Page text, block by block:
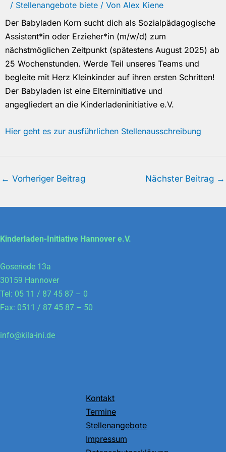
/ Stellenangebote biete / Von Alex Kiene
Der Babyladen Korn sucht dich als Sozialpädagogische
Assistent*in oder Erzieher*in (m/w/d) zum
nächstmöglichen Zeitpunkt (spätestens August 2025) ab
25 Wochenstunden. Werde Teil unseres Teams und
begleite mit Herz Kleinkinder auf ihren ersten Schritten!
Der Babyladen ist eine Elterninitiative und
angegliedert an die Kinderladeninitiative e.V.
Hier geht es zur ausführlichen Stellenausschreibung
← Vorheriger Beitrag Nächster Beitrag →
Kinderladen-Initiative Hannover e.V.
Goseriede 13a
30159 Hannover
Tel: 05 11 / 87 45 87 – 0
Fax: 0511 / 87 45 87 – 50
info@kila-ini.de
Kontakt
Termine
Stellenangebote
Impressum